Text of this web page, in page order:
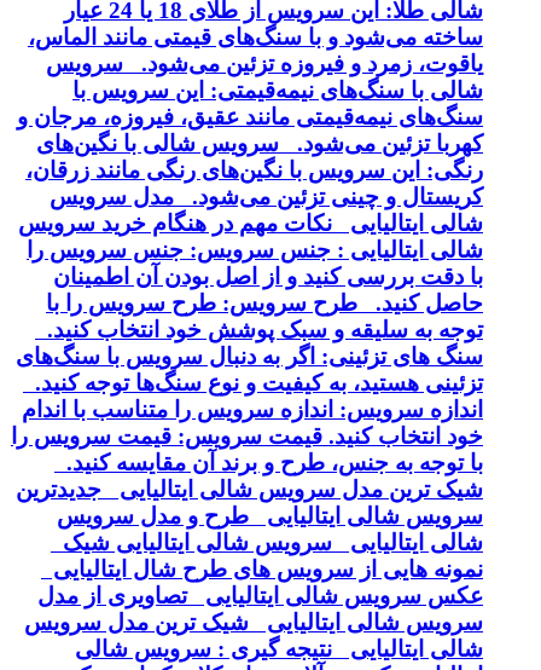
شالی طلا: این سرویس از طلای 18 یا 24 عیار
ساخته می‌شود و با سنگ‌های قیمتی مانند الماس،
یاقوت، زمرد و فیروزه تزئین می‌شود. سرویس
شالی با سنگ‌های نیمه‌قیمتی: این سرویس با
سنگ‌های نیمه‌قیمتی مانند عقیق، فیروزه، مرجان و
کهربا تزئین می‌شود. سرویس شالی با نگین‌های
رنگی: این سرویس با نگین‌های رنگی مانند زرقان،
کریستال و چینی تزئین می‌شود. مدل سرویس
شالی ایتالیایی نکات مهم در هنگام خرید سرویس
شالی ایتالیایی : جنس سرویس: جنس سرویس را
با دقت بررسی کنید و از اصل بودن آن اطمینان
حاصل کنید. طرح سرویس: طرح سرویس را با
توجه به سلیقه و سبک پوشش خود انتخاب کنید.
سنگ های تزئینی: اگر به دنبال سرویس با سنگ‌های
تزئینی هستید، به کیفیت و نوع سنگ‌ها توجه کنید.
اندازه سرویس: اندازه سرویس را متناسب با اندام
خود انتخاب کنید. قیمت سرویس: قیمت سرویس را
با توجه به جنس، طرح و برند آن مقایسه کنید.
شیک ترین مدل سرویس شالی ایتالیایی جدیدترین
سرویس شالی ایتالیایی طرح و مدل سرویس
شالی ایتالیایی سرویس شالی ایتالیایی شیک
نمونه هایی از سرویس های طرح شال ایتالیایی
عکس سرویس شالی ایتالیایی تصاویری از مدل
سرویس شالی ایتالیایی شیک ترین مدل سرویس
شالی ایتالیایی نتیجه گیری : سرویس شالی